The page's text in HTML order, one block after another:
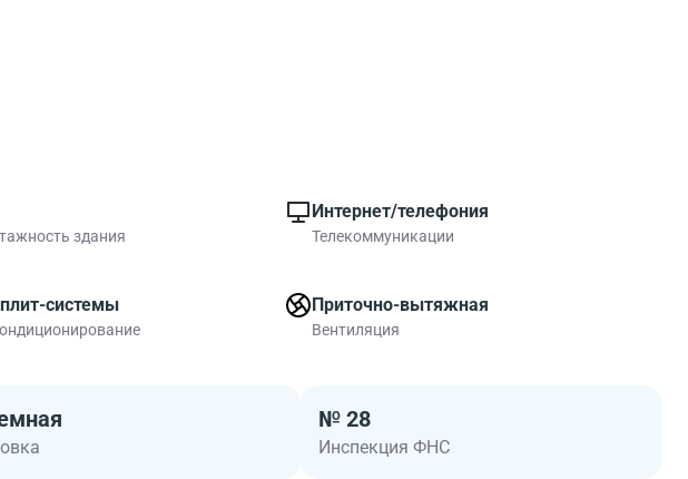
здания
Интернет/телефония
Телекоммуникации
системы Приточно-вытяжная
Вентиляция
№ 28
Инспекция ФНС